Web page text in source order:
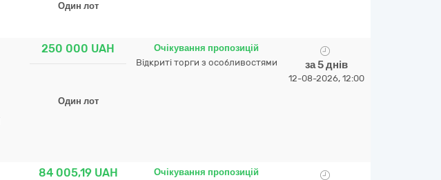
Один лот
250 000 UAH
Один лот
Очікування пропозицій
Відкриті торги з особливостями
за 5 днів
12-08-2026, 12:00
84 005,19 UAH
Очікування пропозицій